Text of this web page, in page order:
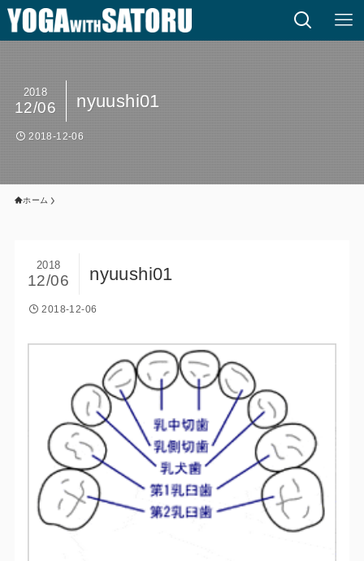
nyuushi01
2018
12/06
2018-12-06
ホーム
nyuushi01
2018
12/06
2018-12-06